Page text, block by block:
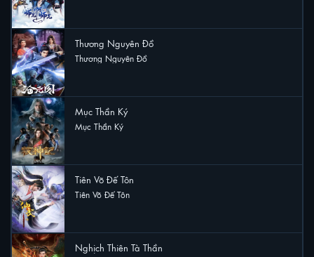
Thương Nguyên Đồ
Thương Nguyên Đồ
Mục Thần Ký
Mục Thần Ký
Tiên Võ Đế Tôn
Tiên Võ Đế Tôn
Nghịch Thiên Tà Thần